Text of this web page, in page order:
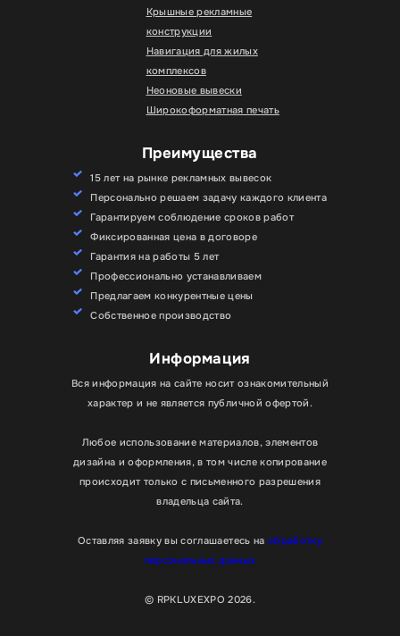
Крышные рекламные
конструкции
Навигация для жилых
комплексов
Неоновые вывески
Широкоформатная печать
Преимущества
15 лет на рынке рекламных вывесок
Персонально решаем задачу каждого клиента
Гарантируем соблюдение сроков работ
Фиксированная цена в договоре
Гарантия на работы 5 лет
Профессионально устанавливаем
Предлагаем конкурентные цены
Собственное производство
Информация
Вся информация на сайте носит ознакомительный
характер и не является публичной офертой.
Любое использование материалов, элементов
дизайна и оформления, в том числе копирование
происходит только с письменного разрешения
владельца сайта.
Оставляя заявку вы соглашаетесь на обработку
персональных данных
© RPKLUXEXPO 2026.